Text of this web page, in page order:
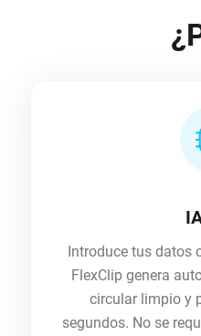
Introduce tus datos
FlexClip genera
circular limpio y
segundos. No se